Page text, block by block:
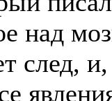
над
след, и,